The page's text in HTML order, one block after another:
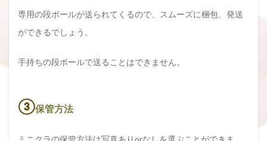
専用の段ボールが送られてくるので、スムーズに梱包、発送
ができるでしょう。
手持ちの段ボールで送ることはできません。
③保管方法